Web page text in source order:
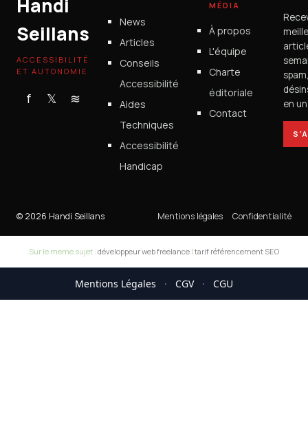
Handi
Seillans
ACCESSIBILITÉ
ET AUTONOMIE
f 𝕏 ≋
News
Articles
Conseils
Accessibilité
Aides
Techniques
Accessibilité
Handicap
MÉDIA
À propos
L'équipe
Charte
éditoriale
Contact
en
© 2026 Handi Seillans Mentions légales Confidentialité
Sur le meme sujet : développeur web freelance | tarif référencement SEO
Mentions Légales · CGV · CGU